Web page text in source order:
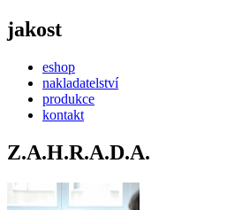
jakost
eshop
nakladatelství
produkce
kontakt
Z.A.H.R.A.D.A.